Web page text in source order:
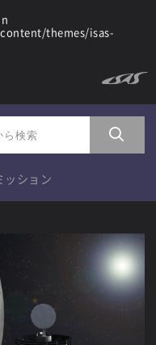
themes/isas-
ッション